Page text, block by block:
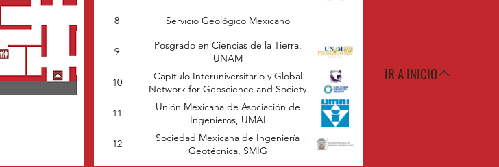
IR A INICIO
8 Servicio Geológico Mexicano
9
Posgrado en Ciencias de la Tierra,
UNAM
10
Capítulo Interuniversitario y Global
Network for Geoscience and Society
11
Unión Mexicana de Asociación de
Ingenieros, UMAI
12
Sociedad Mexicana de Ingeniería
Geotécnica, SMIG